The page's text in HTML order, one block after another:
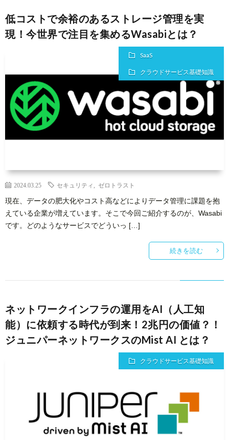
低コストで余裕のあるストレージ管理を実
現！今世界で注目を集めるWasabiとは？
SaaS
クラウドサービス基礎知識
2024.03.25 セキュリティ ゼロトラスト
現在、データの肥大化やコスト高などによりデータ管理に課題を抱
えている企業が増えています。そこで今回ご紹介するのが、Wasabi
です。どのようなサービスでどういっ […]
続きを読む
ネットワークインフラの運用をAI（人工知
能）に依頼する時代が到来！2兆円の価値？！
ジュニパーネットワークスのMist AI とは？
クラウドサービス基礎知識